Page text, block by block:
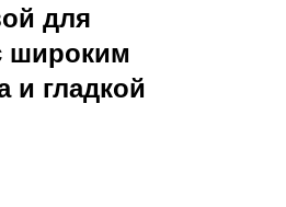
для
широким
и гладкой